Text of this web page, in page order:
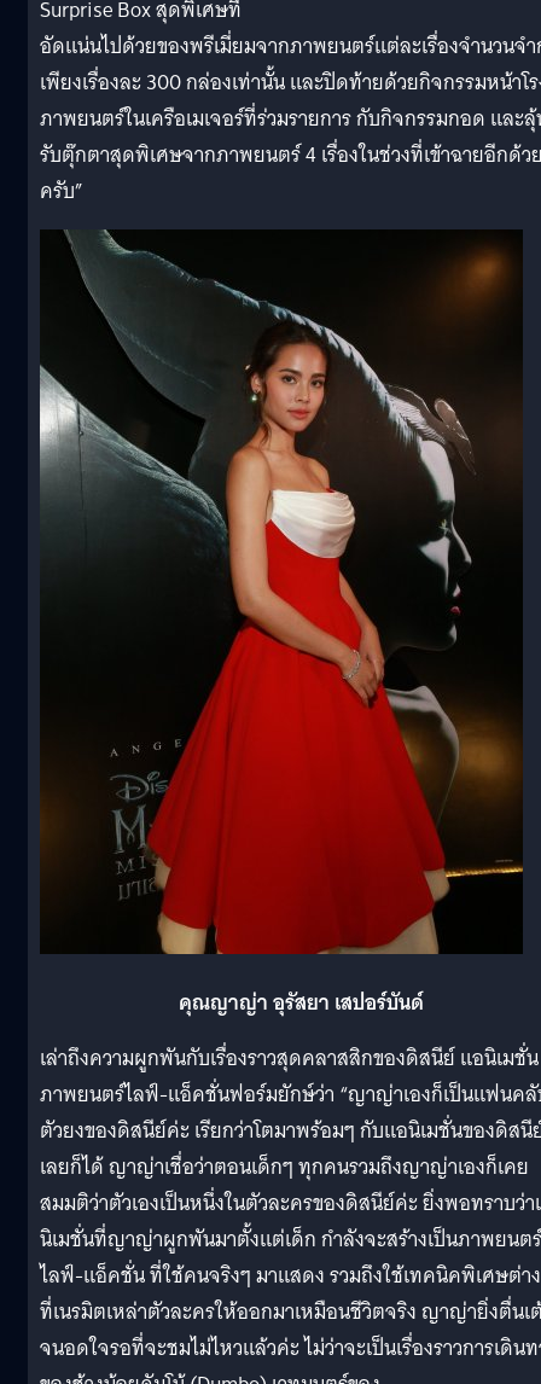
Surprise Box สุดพิเศษที่
อัดแน่นไปด้วยของพรีเมี่ยมจากภาพยนตร์แต่ละเรื่องจำนวนจ
เพียงเรื่องละ 300 กล่องเท่านั้น และปิดท้ายด้วยกิจกรรมหน้าโ
ภาพยนตร์ในเครือเมเจอร์ที่ร่วมรายการ กับกิจกรรมกอด และ
รับตุ๊กตาสุดพิเศษจากภาพยนตร์ 4 เรื่องในช่วงที่เข้าฉายอีกด้ว
ครับ”
คุณญาญ่า อุรัสยา เสปอร์บันด์
เล่าถึงความผูกพันกับเรื่องราวสุดคลาสสิกของดิสนีย์ แอนิเมชั่
ภาพยนตร์ไลฟ์-แอ็คชั่นฟอร์มยักษ์ว่า “ญาญ่าเองก็เป็นแฟนค
ตัวยงของดิสนีย์ค่ะ เรียกว่าโตมาพร้อมๆ กับแอนิเมชั่นของดิสนี
เลยก็ได้ ญาญ่าเชื่อว่าตอนเด็กๆ ทุกคนรวมถึงญาญ่าเองก็เคย
สมมติว่าตัวเองเป็นหนึ่งในตัวละครของดิสนีย์ค่ะ ยิ่งพอทราบว่
นิเมชั่นที่ญาญ่าผูกพันมาตั้งแต่เด็ก กำลังจะสร้างเป็นภาพยนตร์
ไลฟ์-แอ็คชั่น ที่ใช้คนจริงๆ มาแสดง รวมถึงใช้เทคนิคพิเศษต่า
ที่เนรมิตเหล่าตัวละครให้ออกมาเหมือนชีวิตจริง ญาญ่ายิ่งตื่นเ
จนอดใจรอที่จะชมไม่ไหวแล้วค่ะ ไม่ว่าจะเป็นเรื่องราวการเดิน